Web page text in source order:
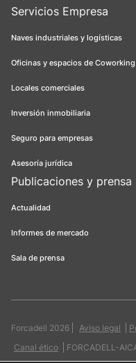
Servicios Empresa
Naves industriales y logísticas
Oficinas y espacios de Coworking
Locales comerciales
Inversión inmobiliaria
Seguro para empresas
Asesoría jurídica
Publicaciones y prensa
Actualidad
Informes de mercado
Sala de prensa
Forcadell 2026 Aviso legal
Canal ético
FORCADELL-